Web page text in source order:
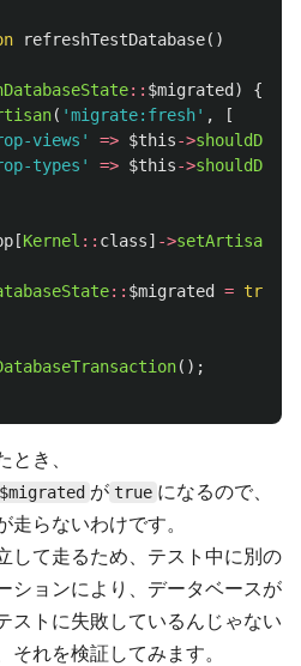
refreshTestDatabase()
:: $migrated )
{
( 'migrate:fresh' ,
[
views'
=> $this->
types'
=> $this->
[Kernel :: class] ->setArtisan
:: $migrated = true
();
き、
が true になるので、
らないわけです。
して走るため、テスト中に別の
ションにより、データベースが
ストに失敗しているんじゃない
れを検証してみます。